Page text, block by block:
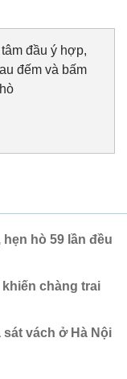
đầu ý hợp,
đếm và bấm
hò 59 lần đều
chàng trai
vách ở Hà Nội